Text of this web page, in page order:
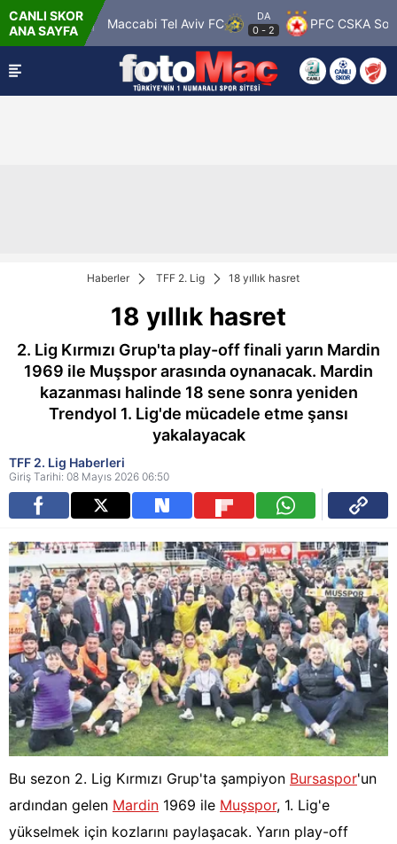
CANLI SKOR
ANA SAYFA
Rangers Maccabi Tel Aviv FC
DA
0- 2 PFC CSKA Sofia
Haberler TFF 2. Lig 18 yıllık hasret
18 yıllık hasret
2. Lig Kırmızı Grup'ta play-off finali yarın Mardin
1969 ile Muşspor arasında oynanacak. Mardin
kazanması halinde 18 sene sonra yeniden
Trendyol 1. Lig'de mücadele etme şansı
yakalayacak
TFF 2. Lig Haberleri
Giriş Tarihi: 08 Mayıs 2026 06:50
Bu sezon 2. Lig Kırmızı Grup'ta şampiyon Bursaspor'un
ardından gelen Mardin 1969 ile Muşspor, 1. Lig'e
yükselmek için kozlarını paylaşacak. Yarın play-off